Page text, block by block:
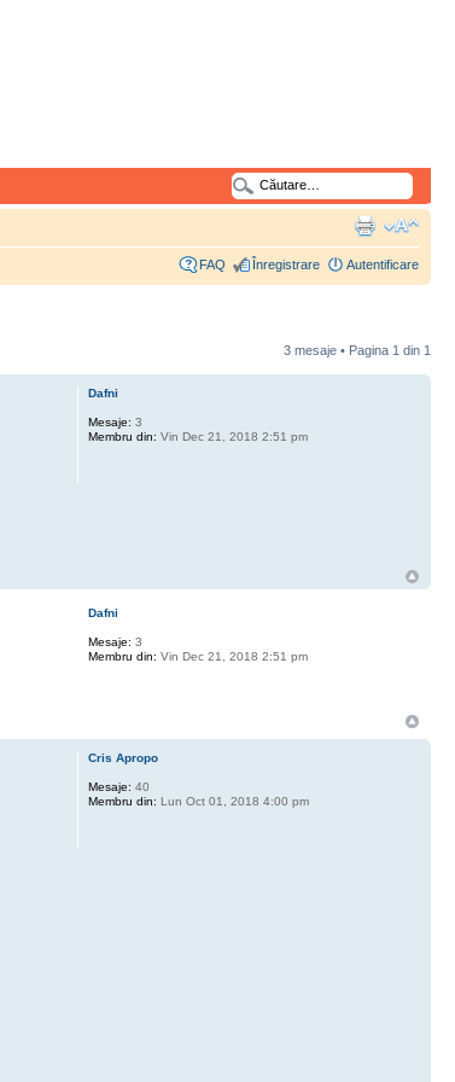
FAQ Înregistrare Autentificare
3 mesaje • Pagina 1 din 1
Dafni
Mesaje: 3
Membru din: Vin Dec 21, 2018 2:51 pm
Dafni
Mesaje: 3
Membru din: Vin Dec 21, 2018 2:51 pm
Cris Apropo
Mesaje: 40
Membru din: Lun Oct 01, 2018 4:00 pm